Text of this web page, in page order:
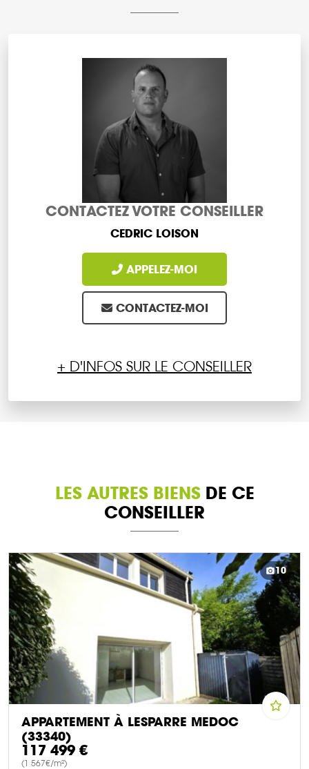
CONTACTEZ VOTRE CONSEILLER
CEDRIC LOISON
APPELEZ-MOI
CONTACTEZ-MOI
+ D'INFOS SUR LE CONSEILLER
LES AUTRES BIENSDE CE
CONSEILLER
10
APPARTEMENT À LESPARRE MEDOC
(33340)
117 499 €
(1 567€/m²)